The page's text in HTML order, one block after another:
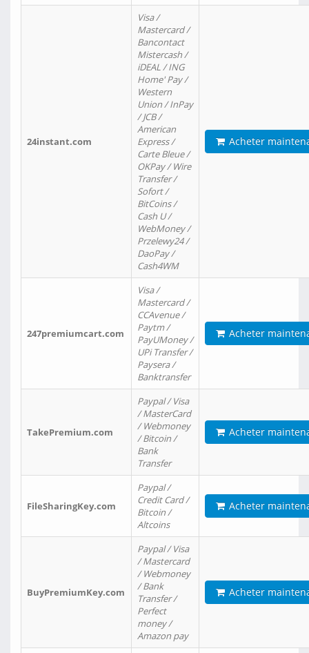
24instant.com
Visa /
Mastercard /
Bancontact
Mistercash /
iDEAL / ING
Home' Pay /
Western
Union / InPay
/ JCB /
American
Express /
Carte Bleue /
OKPay / Wire
Transfer /
Sofort /
BitCoins /
Cash U /
WebMoney /
Przelewy24 /
DaoPay /
Cash4WM
Acheter
247premiumcart.com
Visa /
Mastercard /
CCAvenue /
Paytm /
PayUMoney /
UPi Transfer /
Paysera /
Banktransfer
Acheter
TakePremium.com
Paypal / Visa
/ MasterCard
/ Webmoney
/ Bitcoin /
Bank
Transfer
Acheter
FileSharingKey.com
Paypal /
Credit Card /
Bitcoin /
Altcoins
Acheter
BuyPremiumKey.com
Paypal / Visa
/ Mastercard
/ Webmoney
/ Bank
Transfer /
Perfect
money /
Amazon pay
Acheter